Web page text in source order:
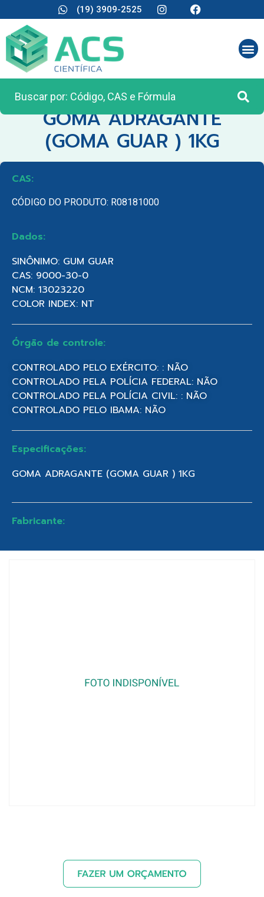
(19) 3909-2525
CATEGORIA:REAGENTES ANALÍTICOS
GOMA ADRAGANTE
(GOMA GUAR ) 1KG
CAS:
CÓDIGO DO PRODUTO: R08181000
Dados:
SINÔNIMO: GUM GUAR
CAS: 9000-30-0
NCM: 13023220
COLOR INDEX: NT
Órgão de controle:
CONTROLADO PELO EXÉRCITO: : NÃO
CONTROLADO PELA POLÍCIA FEDERAL: NÃO
CONTROLADO PELA POLÍCIA CIVIL: : NÃO
CONTROLADO PELO IBAMA: NÃO
Especificações:
GOMA ADRAGANTE (GOMA GUAR ) 1KG
Fabricante: